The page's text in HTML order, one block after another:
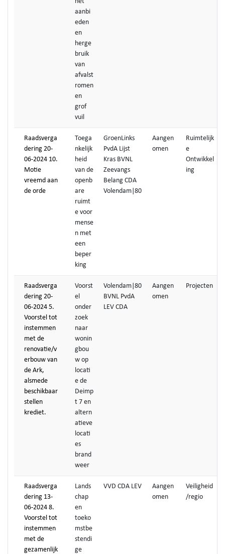
aanbi
eden
en
herge
bruik
van
afvalst
romen
en
grof
vuil
Raadsverga
dering 20-
06-2024 10.
Motie
vreemd aan
de orde
Toega
nkelijk
heid
van de
openb
are
ruimt
e voor
mense
n met
een
beper
king
GroenLinks
PvdA Lijst
Kras BVNL
Zeevangs
Belang CDA
Volendam|80
Aangen
omen
Ruimtelijk
e
Ontwikkel
ing
Raadsverga
dering 20-
06-2024 5.
Voorstel tot
instemmen
met de
renovatie/v
erbouw van
de Ark,
alsmede
beschikbaar
stellen
krediet.
Voorst
el
onder
zoek
naar
wonin
gbou
w op
locati
e de
Deimp
t 7 en
altern
atieve
locati
es
brand
weer
Volendam|80
BVNL PvdA
LEV CDA
Aangen
omen
Projecten
Raadsverga
dering 13-
06-2024 8.
Voorstel tot
instemmen
met de
gezamenlijk
Lands
chap
en
toeko
mstbe
stendi
ge
VVD CDA LEV
Aangen
omen
Veiligheid
/regio